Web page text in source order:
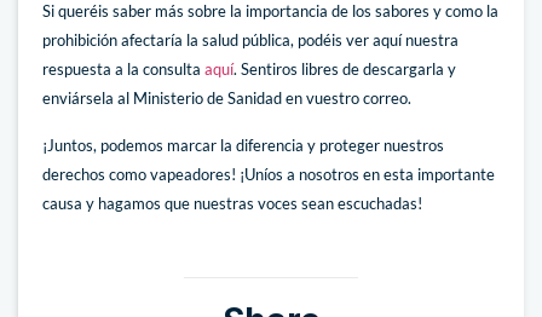
Si queréis saber más sobre la importancia de los sabores y como la
prohibición afectaría la salud pública, podéis ver aquí nuestra
respuesta a la consulta aquí. Sentiros libres de descargarla y
enviársela al Ministerio de Sanidad en vuestro correo.
¡Juntos, podemos marcar la diferencia y proteger nuestros
derechos como vapeadores! ¡Uníos a nosotros en esta importante
causa y hagamos que nuestras voces sean escuchadas!